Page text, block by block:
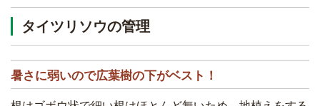
タイツリソウの管理
暑さに弱いので広葉樹の下がベスト！